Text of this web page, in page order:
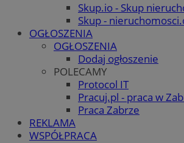
Skup.io - Skup
Skup -
OGŁOSZENIA
OGŁOSZENIA
Dodaj ogłoszenie
POLECAMY
Protocol IT
Pracuj.pl - praca w
Praca Zabrze
REKLAMA
WSPÓŁPRACA